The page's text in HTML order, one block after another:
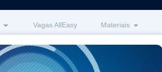
Vagas AllEasy Materiais